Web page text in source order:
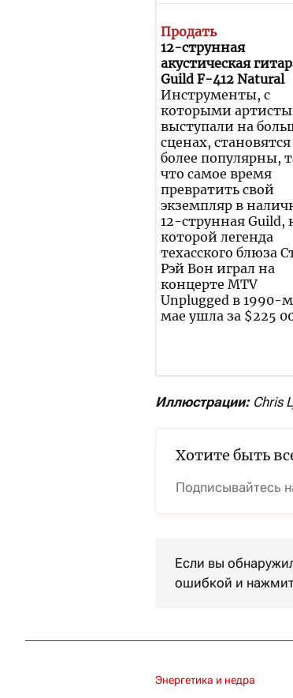
Продать
12-струнная
акустическая
Guild F-412 Natural
Инструменты, с
которыми артисты
выступали на
сценах, становятся
более популярны,
что самое время
превратить свой
экземпляр в
12-струнная Guild,
которой легенда
техасского блюза
Рэй Вон играл на
концерте MTV
Unplugged в 1990-
мае ушла за $225
Иллюстрации:Chris
Хотите быть
Подписывайтесь
Если вы
ошибкой и
Энергетика и недра